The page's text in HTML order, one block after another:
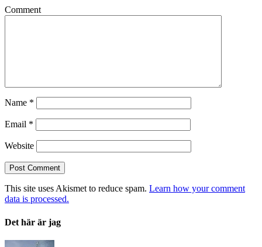
Comment
Name *
Email *
Website
This site uses Akismet to reduce spam. Learn how your comment
data is processed.
Det här är jag